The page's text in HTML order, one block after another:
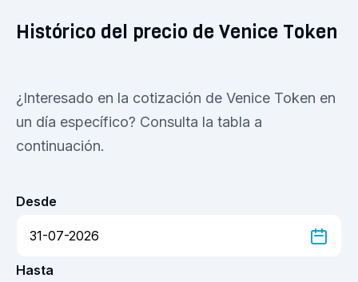
Histórico del precio de Venice Token
¿Interesado en la cotización de Venice Token en
un día específico? Consulta la tabla a
continuación.
Desde
Hasta